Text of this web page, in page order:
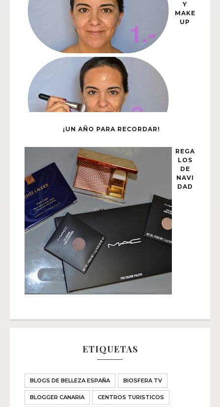
Y
MAKE
UP
¡UN AÑO PARA RECORDAR!
REGA
LOS
DE
NAVI
DAD
ETIQUETAS
BLOGS DE BELLEZA ESPAÑA BIOSFERA TV
BLOGGER CANARIA CENTROS TURISTICOS